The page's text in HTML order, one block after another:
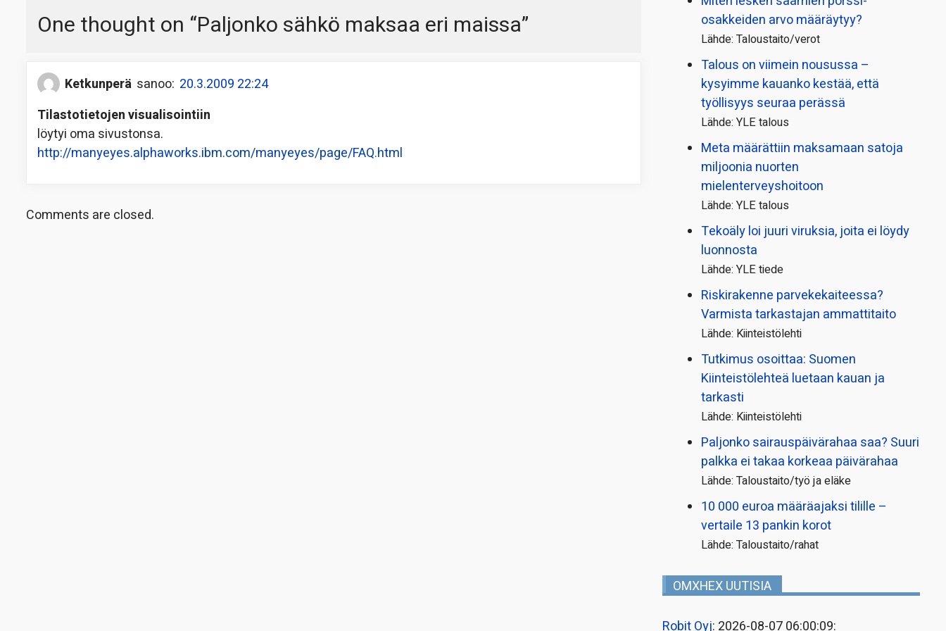
One thought on “Paljonko sähkö maksaa eri maissa”
Ketkunperä sanoo: 20.3.2009 22:24
Tilastotietojen visualisointiin
löytyi oma sivustonsa.
http://manyeyes.alphaworks.ibm.com/manyeyes/page/FAQ.html
Comments are closed.
osakkeiden arvo määräytyy?
Lähde: Taloustaito/verot
Talous on viimein nousussa –
kysyimme kauanko kestää, että
työllisyys seuraa perässä
Lähde: YLE talous
Meta määrättiin maksamaan satoja
miljoonia nuorten
mielenterveyshoitoon
Lähde: YLE talous
Tekoäly loi juuri viruksia, joita ei löydy
luonnosta
Lähde: YLE tiede
Riskirakenne parvekekaiteessa?
Varmista tarkastajan ammattitaito
Lähde: Kiinteistölehti
Tutkimus osoittaa: Suomen
Kiinteistölehteä luetaan kauan ja
tarkasti
Lähde: Kiinteistölehti
Paljonko sairauspäivä­rahaa saa? Suuri
palkka ei takaa korkeaa päivärahaa
Lähde: Taloustaito/työ ja eläke
10 000 euroa määräajaksi tilille –
vertaile 13 pankin korot
Lähde: Taloustaito/rahat
OMXHEX UUTISIA
Robit Oyj: 2026-08-07 06:00:09: